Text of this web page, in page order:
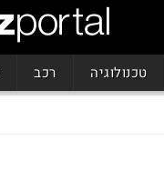
טכנולוגיה רכב